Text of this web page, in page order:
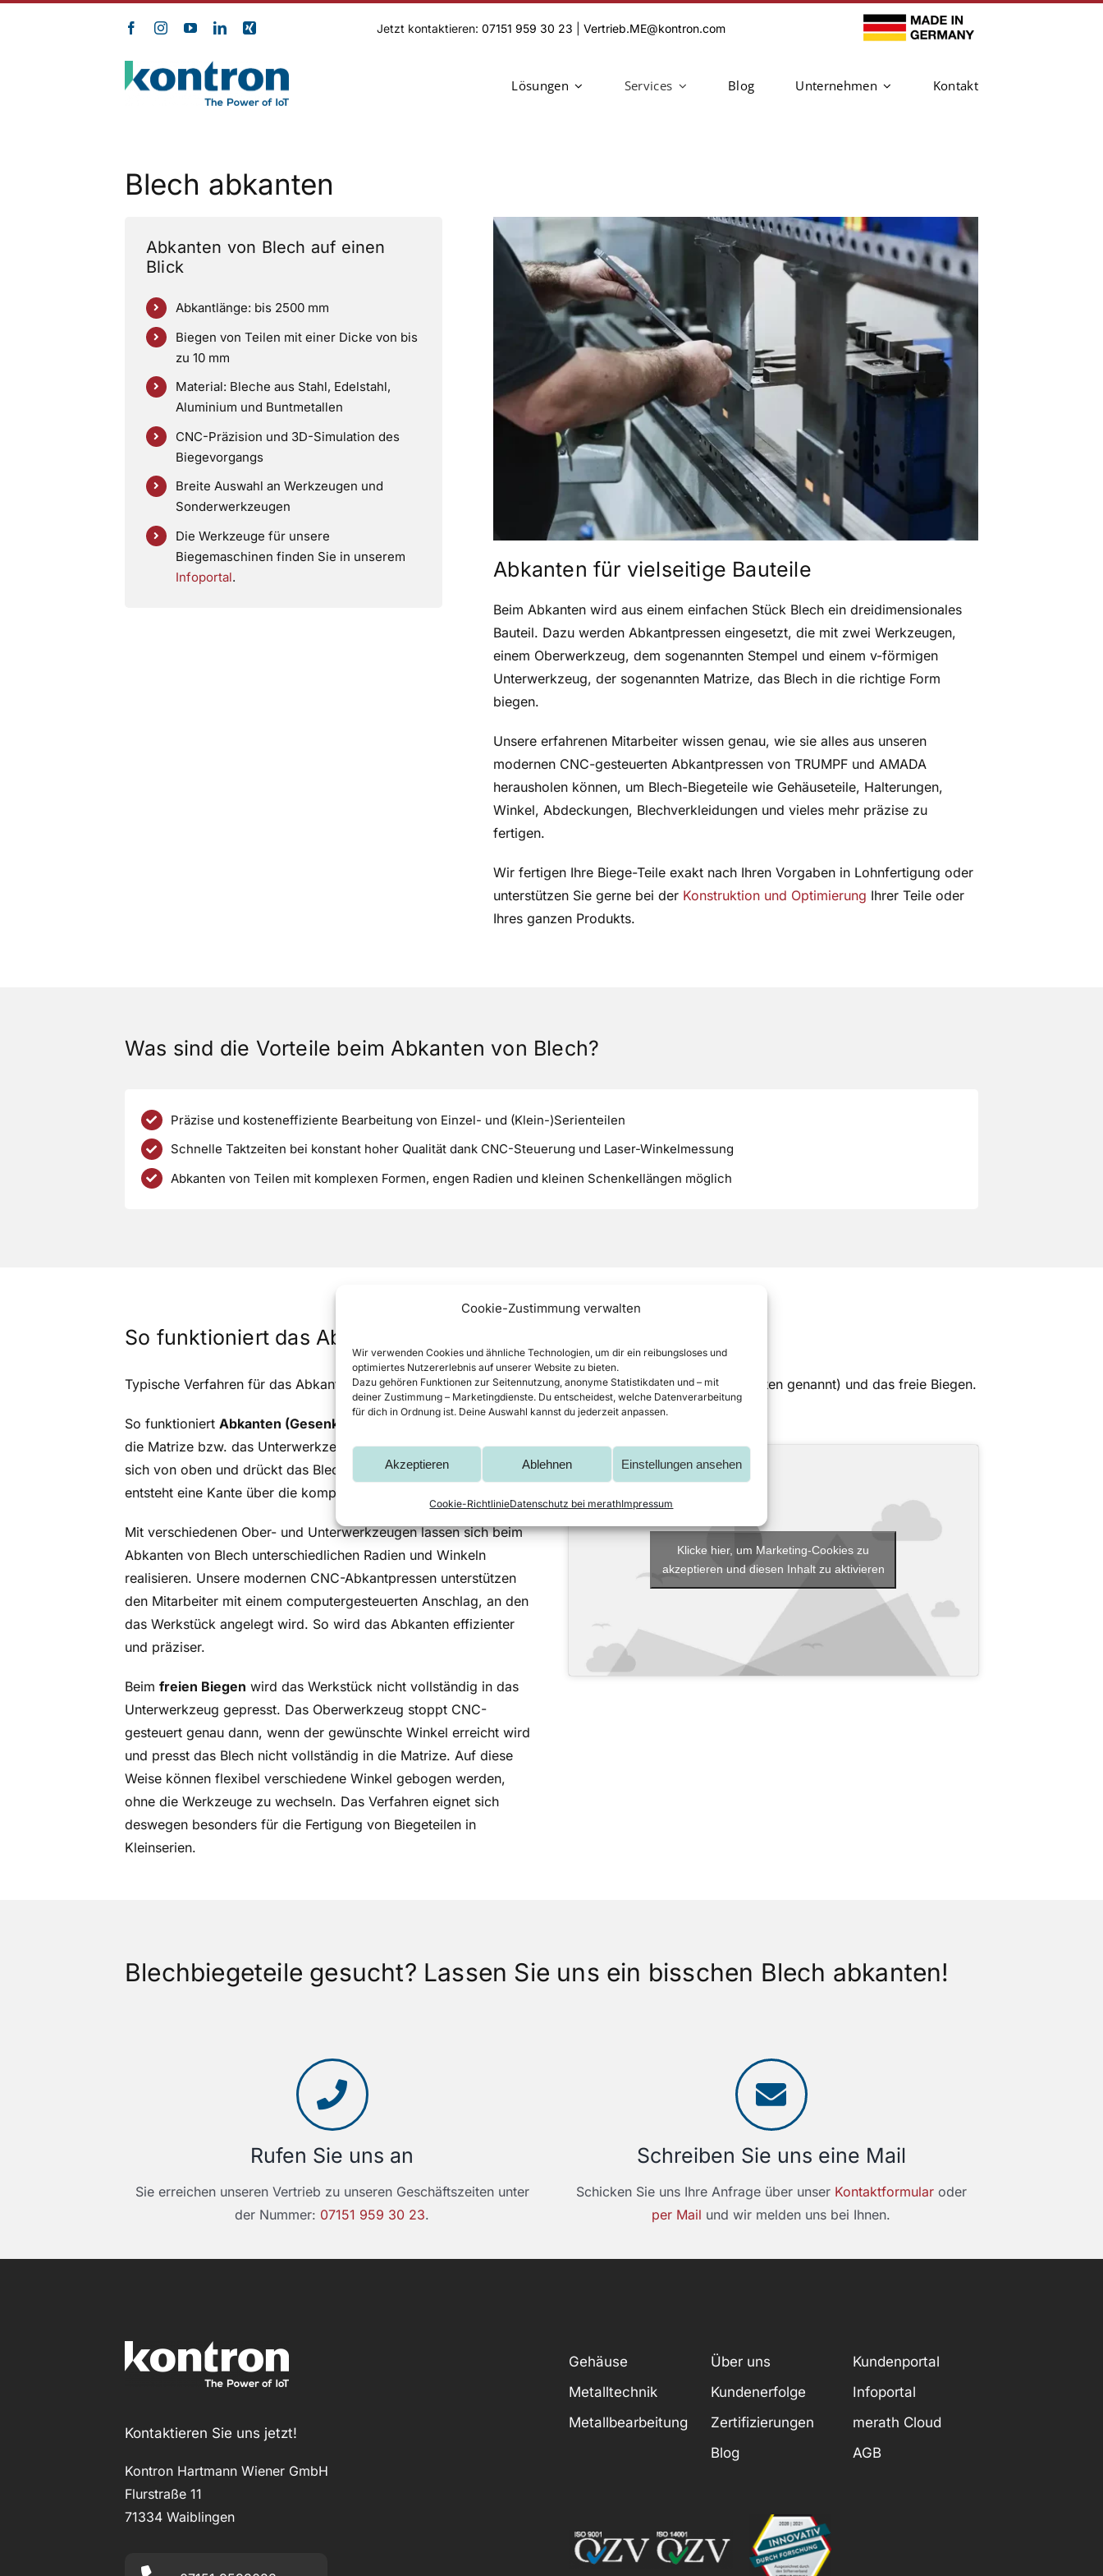
Cookie-Zustimmung verwalten
Wir verwenden Cookies und ähnliche Technologien, um dir ein reibungsloses und
optimiertes Nutzererlebnis auf unserer Website zu bieten.
Dazu gehören Funktionen zur Seitennutzung, anonyme Statistikdaten und – mit
deiner Zustimmung – Marketingdienste. Du entscheidest, welche Datenverarbeitung
für dich in Ordnung ist. Deine Auswahl kannst du jederzeit anpassen.
Akzeptieren Ablehnen Einstellungen ansehen
Cookie-RichtlinieDatenschutz bei merathImpressum
Jetzt kontaktieren:07151 959 30 23 |Vertrieb.ME@kontron.com
Lösungen Services Blog Unternehmen Kontakt
Blech abkanten
Abkanten von Blech auf einen
Blick
Abkantlänge: bis 2500 mm
Biegen von Teilen mit einer Dicke von bis
zu 10 mm
Material: Bleche aus Stahl, Edelstahl,
Aluminium und Buntmetallen
CNC-Präzision und 3D-Simulation des
Biegevorgangs
Breite Auswahl an Werkzeugen und
Sonderwerkzeugen
Die Werkzeuge für unsere
Biegemaschinen finden Sie in unserem
Infoportal. Abkanten für vielseitige Bauteile
Beim Abkanten wird aus einem einfachen Stück Blech ein dreidimensionales
Bauteil. Dazu werden Abkantpressen eingesetzt, die mit zwei Werkzeugen,
einem Oberwerkzeug, dem sogenannten Stempel und einem v-förmigen
Unterwerkzeug, der sogenannten Matrize, das Blech in die richtige Form
biegen.
Unsere erfahrenen Mitarbeiter wissen genau, wie sie alles aus unseren
modernen CNC-gesteuerten Abkantpressen von TRUMPF und AMADA
herausholen können, um Blech-Biegeteile wie Gehäuseteile, Halterungen,
Winkel, Abdeckungen, Blechverkleidungen und vieles mehr präzise zu
fertigen.
Wir fertigen Ihre Biege-Teile exakt nach Ihren Vorgaben in Lohnfertigung oder
unterstützen Sie gerne bei der Konstruktion und Optimierung Ihrer Teile oder
Ihres ganzen Produkts.
Was sind die Vorteile beim Abkanten von Blech?
Präzise und kosteneffiziente Bearbeitung von Einzel- und (Klein-)Serienteilen
Schnelle Taktzeiten bei konstant hoher Qualität dank CNC-Steuerung und Laser-Winkelmessung
Abkanten von Teilen mit komplexen Formen, engen Radien und kleinen Schenkellängen möglich
So funktioniert das Abkanten und Biegen von Blech
Typische Verfahren für das Abkanten von Blech sind das Gesenkbiegen (häufig auch einfach nur Abkanten genannt) und das freie Biegen.
So funktioniert Abkanten (Gesenkbiegen)
: Das Blech wird auf
die Matrize bzw. das Unterwerkzeug gelegt, der Stempel senkt
sich von oben und drückt das Blech vollständig in die Matrize. Es
entsteht eine Kante über die komplette Länge des Blechs.
Mit verschiedenen Ober- und Unterwerkzeugen lassen sich beim
Abkanten von Blech unterschiedlichen Radien und Winkeln
realisieren. Unsere modernen CNC-Abkantpressen unterstützen
den Mitarbeiter mit einem computergesteuerten Anschlag, an den
das Werkstück angelegt wird. So wird das Abkanten effizienter
und präziser.
Beim freien Biegen wird das Werkstück nicht vollständig in das
Unterwerkzeug gepresst. Das Oberwerkzeug stoppt CNC-
gesteuert genau dann, wenn der gewünschte Winkel erreicht wird
und presst das Blech nicht vollständig in die Matrize. Auf diese
Weise können flexibel verschiedene Winkel gebogen werden,
ohne die Werkzeuge zu wechseln. Das Verfahren eignet sich
deswegen besonders für die Fertigung von Biegeteilen in
Kleinserien.
Klicke hier, um Marketing-Cookies zu
akzeptieren und diesen Inhalt zu aktivieren
Blechbiegeteile gesucht? Lassen Sie uns ein bisschen Blech abkanten!
Rufen Sie uns an
Sie erreichen unseren Vertrieb zu unseren Geschäftszeiten unter
der Nummer: 07151 959 30 23.
Schreiben Sie uns eine Mail
Schicken Sie uns Ihre Anfrage über unser Kontaktformularoder
per Mail und wir melden uns bei Ihnen.
Kontaktieren Sie uns jetzt!
Kontron Hartmann Wiener GmbH
Flurstraße 11
71334 Waiblingen
Gehäuse
Metalltechnik
Metallbearbeitung
Über uns
Kundenerfolge
Zertifizierungen
Blog
Kundenportal
Infoportal
merath Cloud
AGB